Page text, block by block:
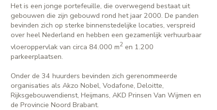
Het is een jonge portefeuille, die overwegend bestaat uit
gebouwen die zijn gebouwd rond het jaar 2000. De panden
bevinden zich op sterke binnenstedelijke locaties, verspreid
over heel Nederland en hebben een gezamenlijk verhuurbaar
vloeroppervlak van circa 84.000 m2 en 1.200
parkeerplaatsen.
Onder de 34 huurders bevinden zich gerenommeerde
organisaties als Akzo Nobel, Vodafone, Deloitte,
Rijksgebouwendienst, Heijmans, AKD Prinsen Van Wijmen en
de Provincie Noord Brabant.